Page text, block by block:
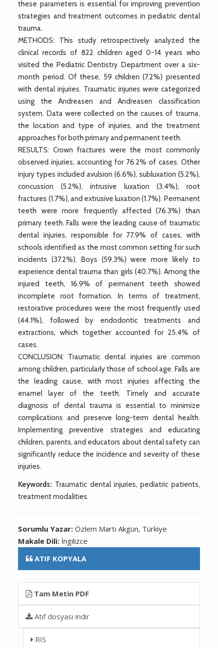
these parameters is essential for improving prevention
strategies and treatment outcomes in pediatric dental
trauma.
METHODS: This study retrospectively analyzed the
clinical records of 822 children aged 0-14 years who
visited the Pediatric Dentistry Department over a six-
month period. Of these, 59 children (7.2%) presented
with dental injuries. Traumatic injuries were categorized
using the Andreasen and Andreasen classification
system. Data were collected on the causes of trauma,
the location and type of injuries, and the treatment
approaches for both primary and permanent teeth.
RESULTS: Crown fractures were the most commonly
observed injuries, accounting for 76.2% of cases. Other
injury types included avulsion (6.6%), subluxation (5.2%),
concussion (5.2%), intrusive luxation (3.4%), root
fractures (1.7%), and extrusive luxation (1.7%). Permanent
teeth were more frequently affected (76.3%) than
primary teeth. Falls were the leading cause of traumatic
dental injuries, responsible for 77.9% of cases, with
schools identified as the most common setting for such
incidents (37.2%). Boys (59.3%) were more likely to
experience dental trauma than girls (40.7%). Among the
injured teeth, 16.9% of permanent teeth showed
incomplete root formation. In terms of treatment,
restorative procedures were the most frequently used
(44.1%), followed by endodontic treatments and
extractions, which together accounted for 25.4% of
cases.
CONCLUSION: Traumatic dental injuries are common
among children, particularly those of school age. Falls are
the leading cause, with most injuries affecting the
enamel layer of the teeth. Timely and accurate
diagnosis of dental trauma is essential to minimize
complications and preserve long-term dental health.
Implementing preventive strategies and educating
children, parents, and educators about dental safety can
significantly reduce the incidence and severity of these
injuries.
Keywords: Traumatic dental injuries, pediatric patients,
treatment modalities.
Sorumlu Yazar:Özlem Martı Akgün, Türkiye
Makale Dili: İngilizce
ATIF KOPYALA
Tam Metin PDF
Atıf dosyası indir
RIS